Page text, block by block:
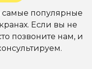
самые популярные
Если вы не
позвоните нам, и